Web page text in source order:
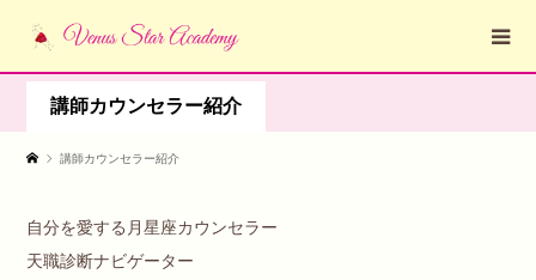
講師カウンセラー紹介
講師カウンセラー紹介
自分を愛する月星座カウンセラー
天職診断ナビゲーター